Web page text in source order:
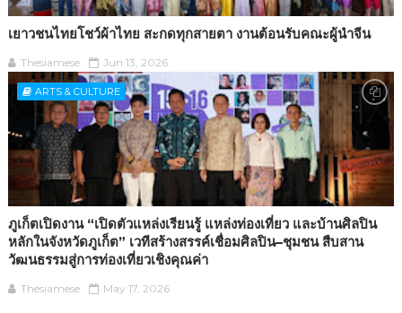
เยาวชนไทยโชว์ผ้าไทย สะกดทุกสายตา งานต้อนรับคณะผู้นำจีน
Thesiamese Jun 13, 2026
ARTS & CULTURE
ภูเก็ตเปิดงาน “เปิดตัวแหล่งเรียนรู้ แหล่งท่องเที่ยว และบ้านศิลปิน
หลักในจังหวัดภูเก็ต” เวทีสร้างสรรค์เชื่อมศิลปิน–ชุมชน สืบสาน
วัฒนธรรมสู่การท่องเที่ยวเชิงคุณค่า
Thesiamese May 17, 2026